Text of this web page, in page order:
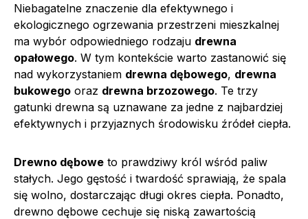
Niebagatelne znaczenie dla efektywnego i
ekologicznego ogrzewania przestrzeni mieszkalnej
ma wybór odpowiedniego rodzaju drewna
opałowego. W tym kontekście warto zastanowić się
nad wykorzystaniem drewna dębowego, drewna
bukowego oraz drewna brzozowego. Te trzy
gatunki drewna są uznawane za jedne z najbardziej
efektywnych i przyjaznych środowisku źródeł ciepła.
Drewno dębowe to prawdziwy król wśród paliw
stałych. Jego gęstość i twardość sprawiają, że spala
się wolno, dostarczając długi okres ciepła. Ponadto,
drewno dębowe cechuje się niską zawartością